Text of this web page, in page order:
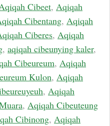
Cibeet, Aqiqah
Cibentang, Aqiqah
Ciberes, Aqiqah
, aqiqah cibeunying kaler,
Cibeureum, Aqiqah
Kulon, Aqiqah
, Aqiqah
, Aqiqah Cibeuteung
Cibinong, Aqiqah